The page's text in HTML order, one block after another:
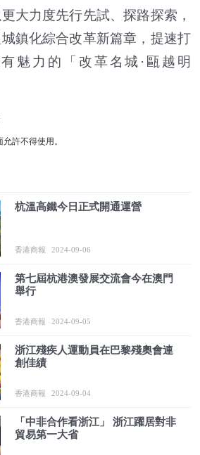
大力度先行先試、探路探索，
鎮化綜合改革新篇章，提速打
魅力的「改革名城·甌越明
許不得使用。
杭溫高鐵今日正式開通運營
香港商報 2024-09-06
第七屆杭港澳發展交流會今在澳門
舉行
香港商報 2024-09-05
浙江殘疾人運動員在巴黎殘奧會連
創佳績
香港商報 2024-09-04
「中非合作看浙江」 浙江躍居對非
貿易第一大省